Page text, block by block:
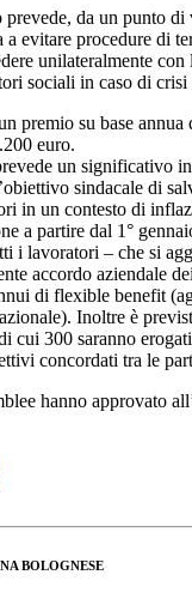
da un punto di
a evitare procedure di
unilateralmente
sociali in caso di crisi
premio su base annua
euro.
un significativo
sindacale di
in un contesto di
a partire dal 1°
i lavoratori – che si
accordo aziendale
di flexible benefit
Inoltre è
cui 300 saranno
concordati tra le
hanno approvato
BOLOGNESE